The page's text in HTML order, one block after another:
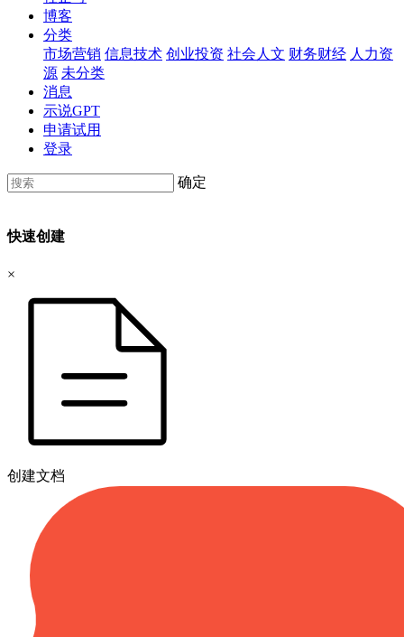
博客
分类
市场营销 信息技术 创业投资 社会人文 财务财经 人力资
源 未分类
消息
示说GPT
申请试用
登录
确定
快速创建
×
创建文档